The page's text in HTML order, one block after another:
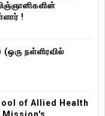
!
நள்ளிரவில்
of Allied Health